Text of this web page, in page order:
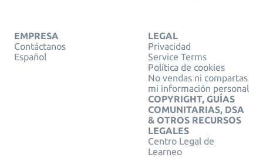
EMPRESA
Contáctanos
Español
LEGAL
Privacidad
Service Terms
Política de cookies
No vendas ni compartas
mi información personal
COPYRIGHT, GUÍAS
COMUNITARIAS, DSA
& OTROS RECURSOS
LEGALES
Centro Legal de
Learneo